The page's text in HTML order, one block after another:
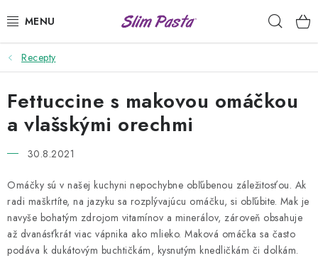
na
PRÍLOHY
HOTOVÉ JEDLÁ
DRESINGY
USUI
DIÉTNE PLÁNY
Recepty
Fettuccine s makovou omáčkou
a vlašskými orechmi
30.8.2021
Omáčky sú v našej kuchyni nepochybne obľúbenou záležitosťou. Ak
radi maškrtíte, na jazyku sa rozplývajúcu omáčku, si obľúbite. Mak je
navyše bohatým zdrojom vitamínov a minerálov, zároveň obsahuje
až dvanásťkrát viac vápnika ako mlieko. Maková omáčka sa často
podáva k dukátovým buchtičkám, kysnutým knedličkám či dolkám.